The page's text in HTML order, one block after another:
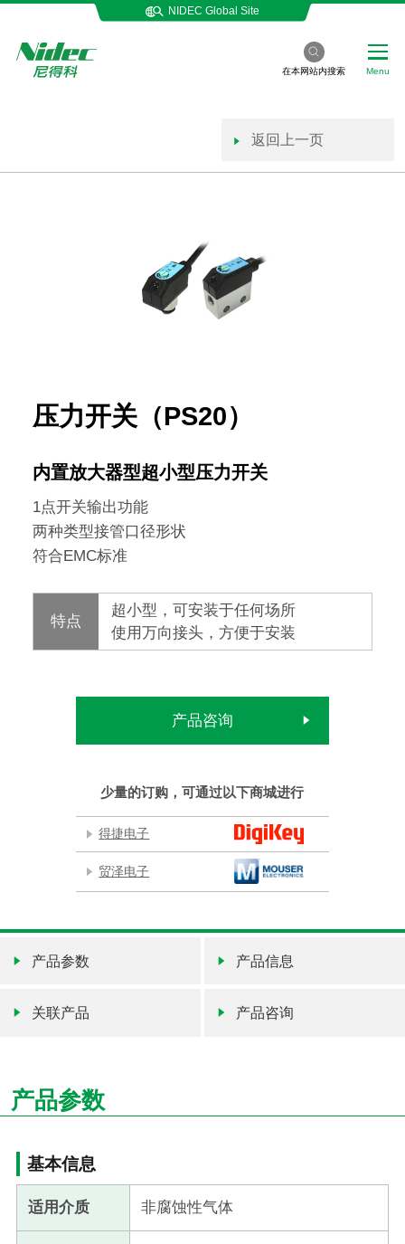
NIDEC Global Site
在本网站内搜索 Menu
返回上一页
压力开关（PS20）
内置放大器型超小型压力开关
1点开关输出功能
两种类型接管口径形状
符合EMC标准
特点
超小型，可安装于任何场所
使用万向接头，方便于安装
产品咨询
少量的订购，可通过以下商城进行
得捷电子
贸泽电子
产品参数 产品信息
关联产品 产品咨询
产品参数
基本信息
适用介质 非腐蚀性气体